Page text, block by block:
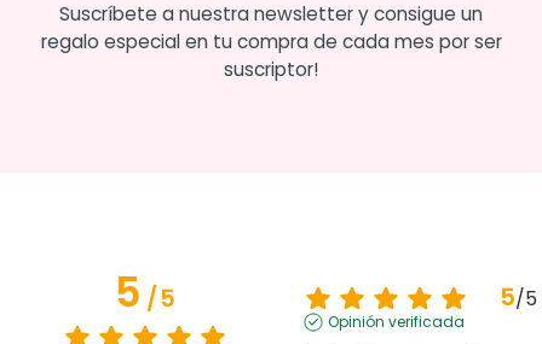
Suscríbete a nuestra newsletter y consigue un
regalo especial en tu compra de cada mes por ser
suscriptor!
5/5 5/5
Opinión verificada